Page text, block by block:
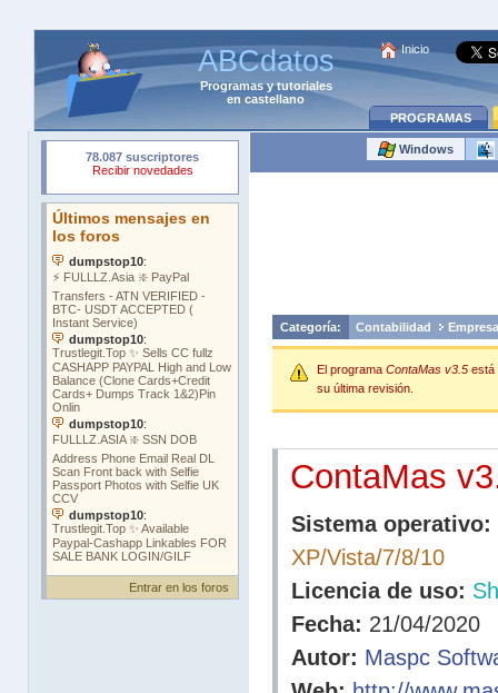
ABCdatos
Programasytutoriales
en castellano
Inicio
PROGRAMAS
Entrar en los foros
Windows
Categoría: Contabilidad
El programa ContaMas v3.5 está
su última revisión.
ContaMas
Sistema operativo:
XP/Vista/7/8/10
Licencia de uso:
Fecha: 21/04/2020
Autor: Maspc